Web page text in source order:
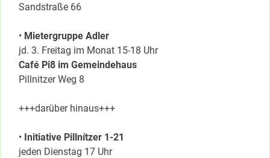
Sandstraße 66
• Mietergruppe Adler
jd. 3. Freitag im Monat 15-18 Uhr
Café Pi8 im Gemeindehaus
Pillnitzer Weg 8
+++darüber hinaus+++
• Initiative Pillnítzer 1-21
jeden Dienstag 17 Uhr